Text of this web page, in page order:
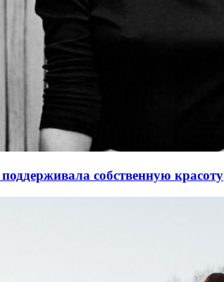
собственную красоту